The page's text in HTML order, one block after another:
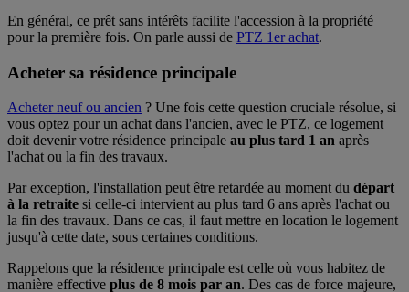
En général, ce prêt sans intérêts facilite l'accession à la propriété
pour la première fois. On parle aussi de PTZ 1er achat.
Acheter sa résidence principale
Acheter neuf ou ancien ? Une fois cette question cruciale résolue, si
vous optez pour un achat dans l'ancien, avec le PTZ, ce logement
doit devenir votre résidence principale au plus tard 1 an après
l'achat ou la fin des travaux.
Par exception, l'installation peut être retardée au moment du départ
à la retraite si celle-ci intervient au plus tard 6 ans après l'achat ou
la fin des travaux. Dans ce cas, il faut mettre en location le logement
jusqu'à cette date, sous certaines conditions.
Rappelons que la résidence principale est celle où vous habitez de
manière effective plus de 8 mois par an. Des cas de force majeure,